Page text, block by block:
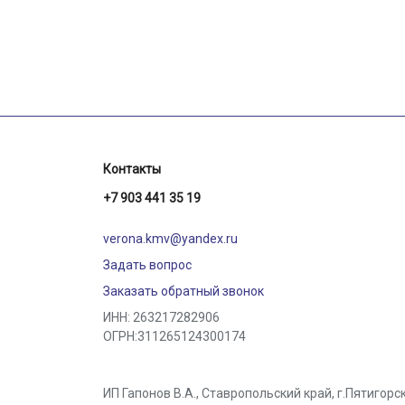
Контакты
+7 903 441 35 19
verona.kmv@yandex.ru
Задать вопрос
Заказать обратный звонок
ИНН: 263217282906
ОГРН:311265124300174
ИП Гапонов В.А., Ставропольский край,